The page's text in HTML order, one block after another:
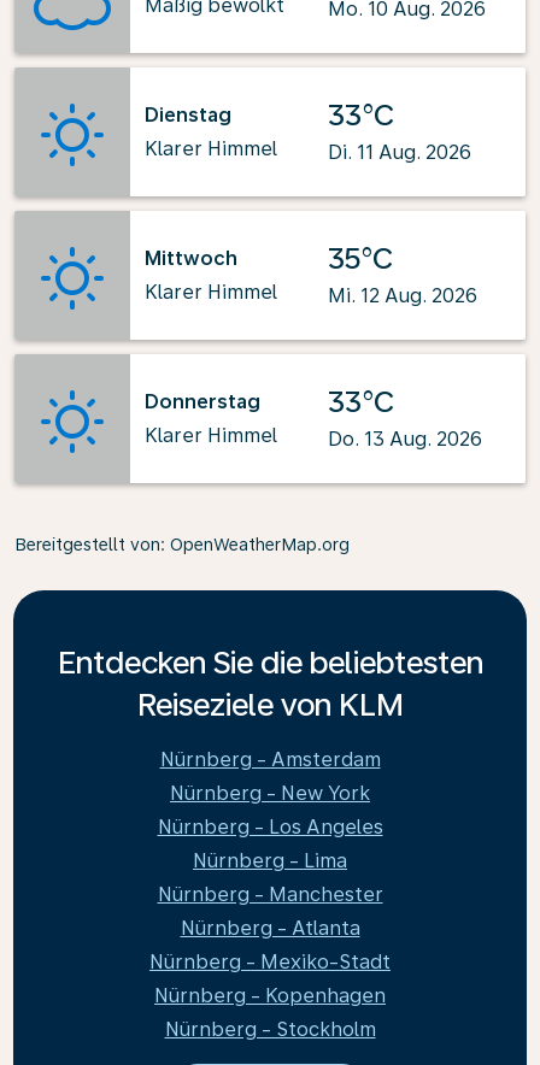
Mäßig bewölkt
Mo. 10 Aug. 2026
Dienstag
Klarer Himmel
33°C
Di. 11 Aug. 2026
Mittwoch
Klarer Himmel
35°C
Mi. 12 Aug. 2026
Donnerstag
Klarer Himmel
33°C
Do. 13 Aug. 2026
Bereitgestellt von: OpenWeatherMap.org
Entdecken Sie die beliebtesten
Reiseziele von KLM
Nürnberg - Amsterdam
Nürnberg - New York
Nürnberg - Los Angeles
Nürnberg - Lima
Nürnberg - Manchester
Nürnberg - Atlanta
Nürnberg - Mexiko-Stadt
Nürnberg - Kopenhagen
Nürnberg - Stockholm